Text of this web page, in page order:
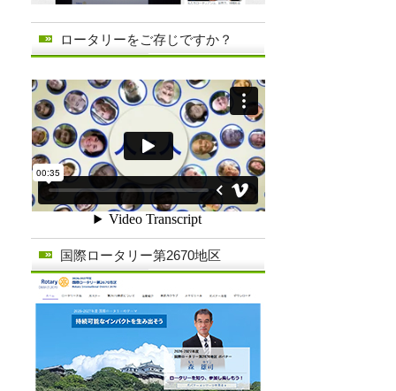
ロータリーをご存じですか？
国際ロータリー第2670地区